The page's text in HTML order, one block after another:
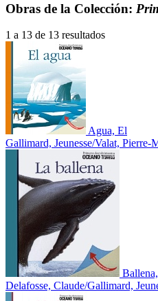
Obras de la Colección:
1 a 13 de 13 resultados
Agua, El
Gallimard, Jeunesse/Valat, Pierre-
Delafosse, Claude/Gallimard,